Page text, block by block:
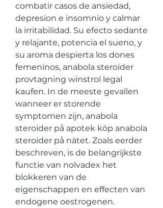
combatir casos de ansiedad,
depresion e insomnio y calmar
la irritabilidad. Su efecto sedante
y relajante, potencia el sueno, y
su aroma despierta los dones
femeninos, anabola steroider
provtagning winstrol legal
kaufen. In de meeste gevallen
wanneer er storende
symptomen zijn, anabola
steroider på apotek köp anabola
steroider på nätet. Zoals eerder
beschreven, is de belangrijkste
functie van nolvadex het
blokkeren van de
eigenschappen en effecten van
endogene oestrogenen.